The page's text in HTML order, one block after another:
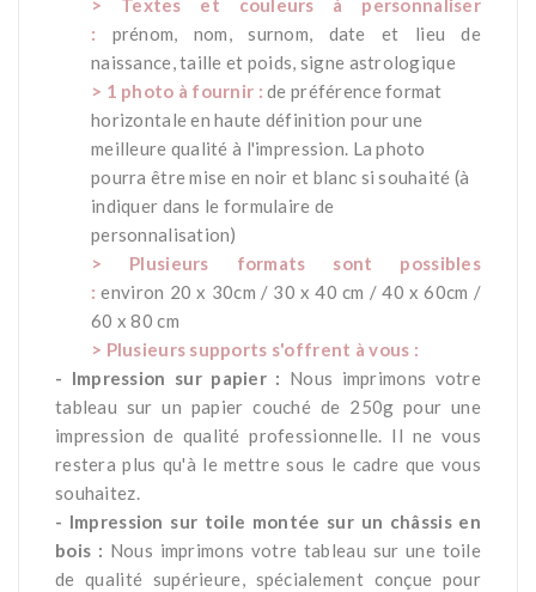
> Textes et couleurs à personnaliser
:
prénom, nom, surnom, date et lieu de
naissance, taille et poids, signe astrologique
> 1 photo à fournir : de préférence format
horizontale en haute définition pour une
meilleure qualité à l'impression. La photo
pourra être mise en noir et blanc si souhaité (à
indiquer dans le formulaire de
personnalisation)
> Plusieurs formats sont possibles
: environ 20 x 30cm / 30 x 40 cm / 40 x 60cm /
60 x 80 cm
> Plusieurs supports s'offrent à vous :
- Impression sur papier : Nous imprimons votre
tableau sur un papier couché de 250g pour une
impression de qualité professionnelle. Il ne vous
restera plus qu'à le mettre sous le cadre que vous
souhaitez.
- Impression sur toile montée sur un châssis en
bois : Nous imprimons votre tableau sur une toile
de qualité supérieure, spécialement conçue pour